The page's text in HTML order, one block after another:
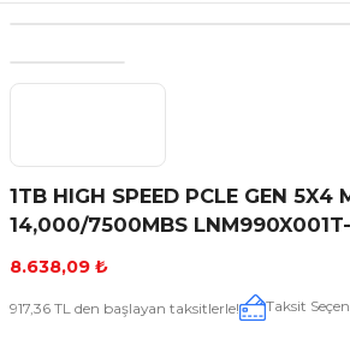
1TB HIGH SPEED PCLE GEN 5X4
14,000/7500MBS
8.638,09 ₺
917,36 TL den başlayan taksitlerle! Taksit